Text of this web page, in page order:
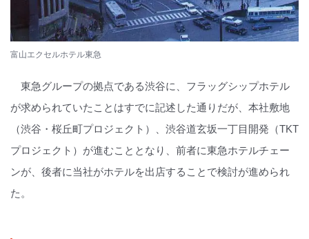
富山エクセルホテル東急
東急グループの拠点である渋谷に、フラッグシップホテル
が求められていたことはすでに記述した通りだが、本社敷地
（渋谷・桜丘町プロジェクト）、渋谷道玄坂一丁目開発（TKT
プロジェクト）が進むこととなり、前者に東急ホテルチェー
ンが、後者に当社がホテルを出店することで検討が進められ
た。